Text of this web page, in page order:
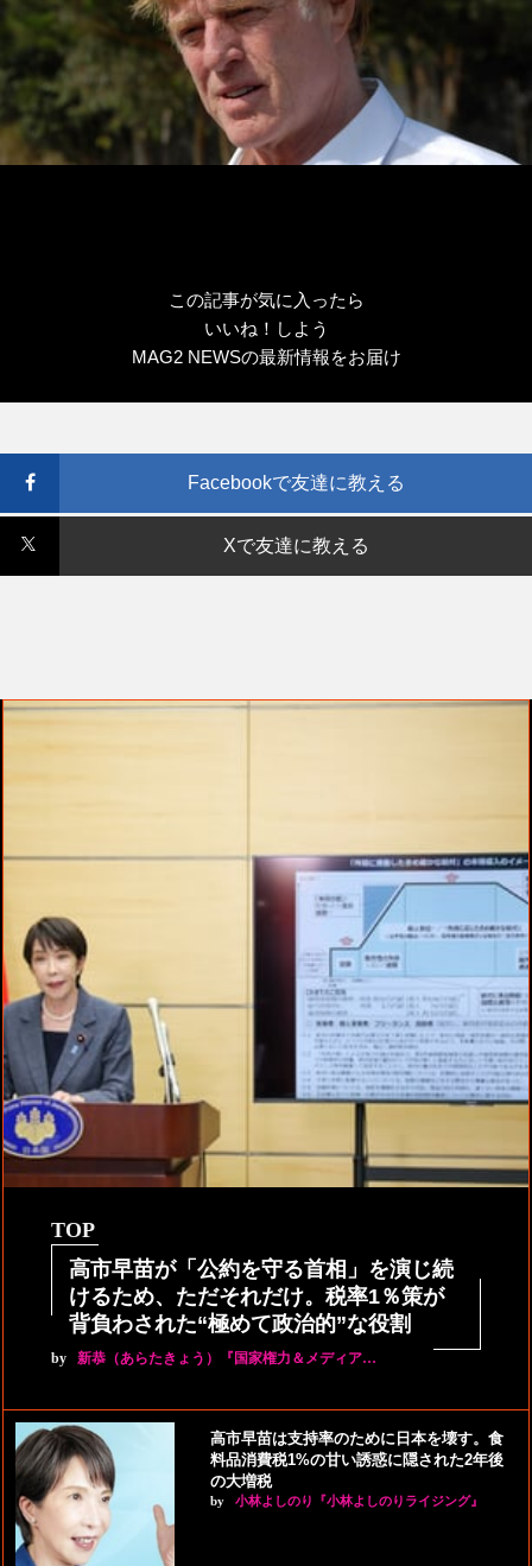
この記事が気に入ったら
いいね！しよう
MAG2 NEWSの最新情報をお届け
Facebookで友達に教える
Xで友達に教える
TOP
高市早苗が「公約を守る首相」を演じ続
けるため、ただそれだけ。税率1％策が
背負わされた“極めて政治的”な役割
by 新恭（あらたきょう）『国家権力＆メディア…
高市早苗は支持率のために日本を壊す。食
料品消費税1%の甘い誘惑に隠された2年後
の大増税
by 小林よしのり『小林よしのりライジング』